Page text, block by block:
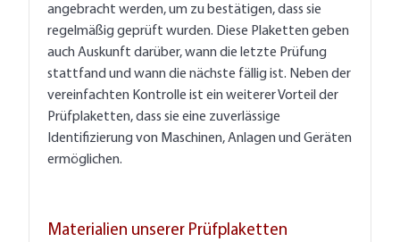
angebracht werden, um zu bestätigen, dass sie
regelmäßig geprüft wurden. Diese Plaketten geben
auch Auskunft darüber, wann die letzte Prüfung
stattfand und wann die nächste fällig ist. Neben der
vereinfachten Kontrolle ist ein weiterer Vorteil der
Prüfplaketten, dass sie eine zuverlässige
Identifizierung von Maschinen, Anlagen und Geräten
ermöglichen.
Materialien unserer Prüfplaketten